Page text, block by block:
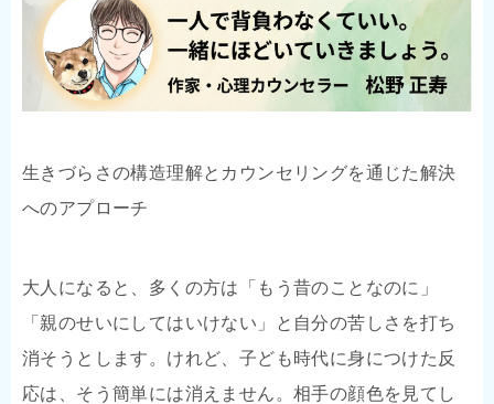
生きづらさの構造理解とカウンセリングを通じた解決
へのアプローチ
大人になると、多くの方は「もう昔のことなのに」
「親のせいにしてはいけない」と自分の苦しさを打ち
消そうとします。けれど、子ども時代に身につけた反
応は、そう簡単には消えません。相手の顔色を見てし